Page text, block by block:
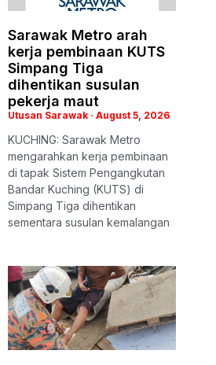
Sarawak Metro arah
kerja pembinaan KUTS
Simpang Tiga
dihentikan susulan
pekerja maut
Utusan Sarawak August 5, 2026
KUCHING: Sarawak Metro
mengarahkan kerja pembinaan
di tapak Sistem Pengangkutan
Bandar Kuching (KUTS) di
Simpang Tiga dihentikan
sementara susulan kemalangan